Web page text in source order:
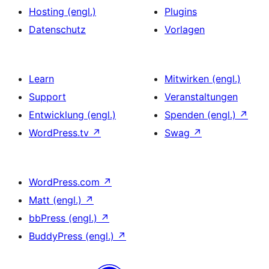
Hosting (engl.)
Datenschutz
Plugins
Vorlagen
Learn
Support
Entwicklung (engl.)
WordPress.tv ↗
Mitwirken (engl.)
Veranstaltungen
Spenden (engl.) ↗
Swag ↗
WordPress.com ↗
Matt (engl.) ↗
bbPress (engl.) ↗
BuddyPress (engl.) ↗